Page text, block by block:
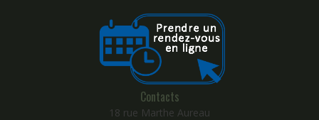
Contacts
18 rue Marthe Aureau